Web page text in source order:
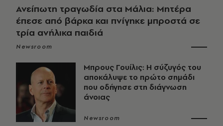
Ανείπωτη τραγωδία στα Μάλια: Μητέρα
έπεσε από βάρκα και πνίγηκε μπροστά σε
τρία ανήλικα παιδιά
Newsroom
Μπρους Γουίλις: Η σύζυγός του
αποκάλυψε το πρώτο σημάδι
που οδήγησε στη διάγνωση
άνοιας
Newsroom